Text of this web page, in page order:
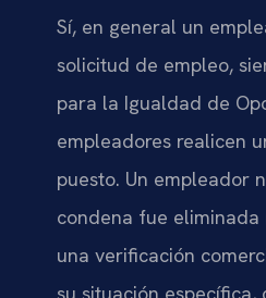
Sí, en general un
solicitud de empleo,
para la Igualdad de
empleadores realicen
puesto. Un empleador
condena fue eliminada
una verificación